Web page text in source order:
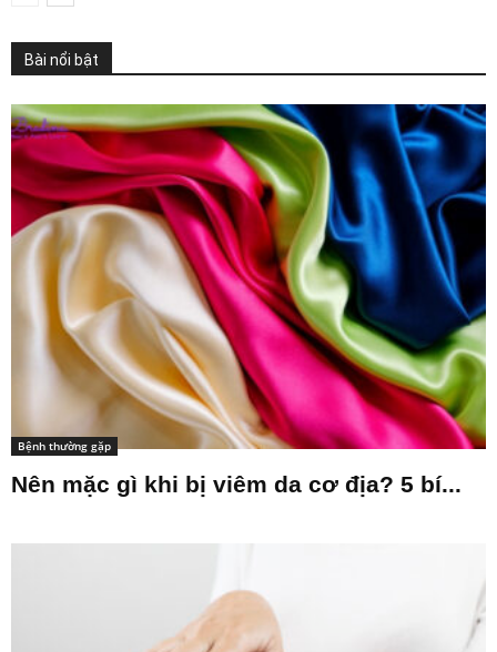
Bài nổi bật
Bệnh thường gặp
Nên mặc gì khi bị viêm da cơ địa? 5 bí...